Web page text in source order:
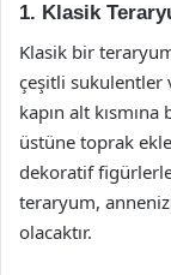
1. Klasik
Klasik bir
çeşitli sukulentler
kapın alt
üstüne toprak
dekoratif
teraryum,
olacaktır.